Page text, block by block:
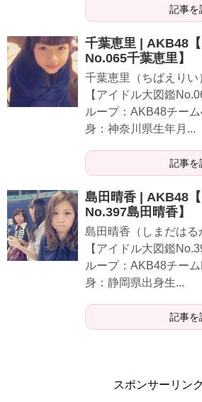
記事を
千葉恵里 | AKB48
No.065千葉恵里】
千葉恵里（ちばえり
【アイドル大図鑑
ループ：AKB48チー
身：神奈川県生年月...
記事を
島田晴香 | AKB48
No.397島田晴香】
島田晴香（しまだは
【アイドル大図鑑
ループ：AKB48チー
身：静岡県出身生...
記事を
スポンサーリンク